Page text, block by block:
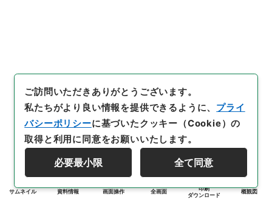
サムネイル 資料情報 画面操作 全画面
印刷
ダウンロード
概観図
ご訪問いただきありがとうございます。
私たちがより良い情報を提供できるように、 プライ
バシーポリシーに基づいたクッキー（Cookie）の
取得と利用に同意をお願いいたします。
必要最小限 全て同意